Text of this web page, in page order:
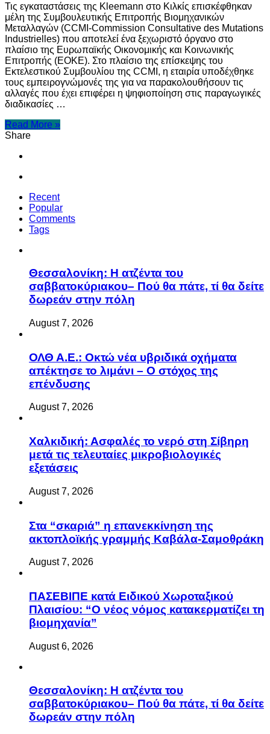
θα
μπορούσε
να
αποτελέσει
πρότυπο
μοντέλου
για
τις
επιχειρήσεις
Τις εγκαταστάσεις της Kleemann στο Κιλκίς επισκέφθηκαν
μέλη της Συμβουλευτικής Επιτροπής Βιομηχανικών
Μεταλλαγών (CCMI-Commission Consultative des Mutations
Industrielles) που αποτελεί ένα ξεχωριστό όργανο στο
πλαίσιο της Ευρωπαϊκής Οικονομικής και Κοινωνικής
Επιτροπής (ΕΟΚΕ). Στο πλαίσιο της επίσκεψης του
Εκτελεστικού Συμβουλίου της CCMI, η εταιρία υποδέχθηκε
τους εμπειρογνώμονές της για να παρακολουθήσουν τις
αλλαγές που έχει επιφέρει η ψηφιοποίηση στις παραγωγικές
διαδικασίες …
Read More »
Share
Recent
Popular
Comments
Tags
Θεσσαλονίκη: Η ατζέντα του
σαββατοκύριακου– Πού θα πάτε, τί θα δείτε
δωρεάν στην πόλη
August 7, 2026
ΟΛΘ Α.Ε.: Οκτώ νέα υβριδικά οχήματα
απέκτησε το λιμάνι – Ο στόχος της
επένδυσης
August 7, 2026
Χαλκιδική: Ασφαλές το νερό στη Σίβηρη
μετά τις τελευταίες μικροβιολογικές
εξετάσεις
August 7, 2026
Στα “σκαριά” η επανεκκίνηση της
ακτοπλοϊκής γραμμής Καβάλα-Σαμοθράκη
August 7, 2026
ΠΑΣΕΒΙΠΕ κατά Ειδικού Χωροταξικού
Πλαισίου: “Ο νέος νόμος κατακερματίζει τη
βιομηχανία”
August 6, 2026
Θεσσαλονίκη: Η ατζέντα του
σαββατοκύριακου– Πού θα πάτε, τί θα δείτε
δωρεάν στην πόλη